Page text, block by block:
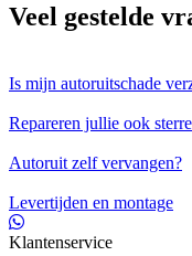
Veel gestelde
Is mijn autoruitschade
Repareren jullie ook
Autoruit zelf vervangen?
Levertijden en montage
Klantenservice